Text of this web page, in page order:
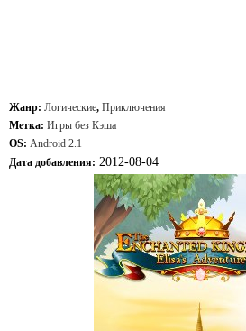
Жанр: Логические, Приключения
Метка: Игры без Кэша
OS: Android 2.1
Дата добавления: 2012-08-04